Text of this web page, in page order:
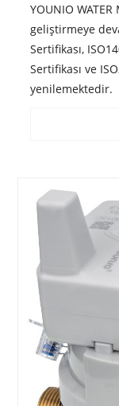
YOUNIO
geliştirmeye
Sertifikası,
Sertifikası ve
yenilemektedir.